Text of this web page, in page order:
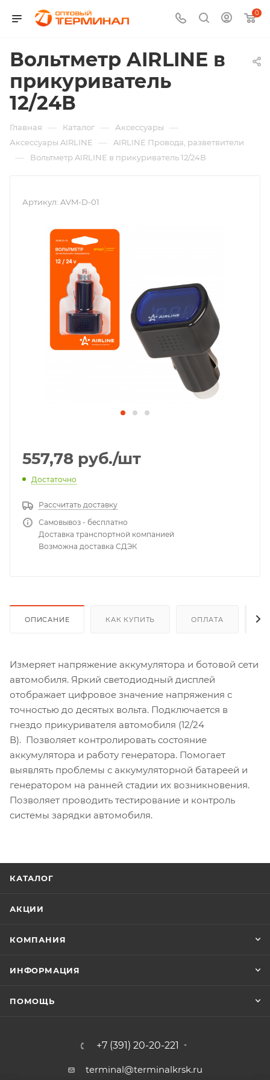
0
Вольтметр AIRLINE в
прикуриватель
12/24В
Главная — Каталог — Аксессуары —
Аксессуары AIRLINE — AIRLINE Провода, разветвители
— Вольтметр AIRLINE в прикуриватель 12/24В
Артикул: AVM-D-01
557,78 руб./шт
Достаточно
Рассчитать доставку
Самовывоз - бесплатно
Доставка транспортной компанией
Возможна доставка СДЭК
ОПИСАНИЕ КАК КУПИТЬ ОПЛАТА
Измеряет напряжение аккумулятора и ботовой сети
автомобиля. Яркий светодиодный дисплей
отображает цифровое значение напряжения с
точностью до десятых вольта. Подключается в
гнездо прикуривателя автомобиля (12/24
В). Позволяет контролировать состояние
аккумулятора и работу генератора. Помогает
выявлять проблемы с аккумуляторной батареей и
генератором на ранней стадии их возникновения.
Позволяет проводить тестирование и контроль
системы зарядки автомобиля.
КАТАЛОГ
АКЦИИ
КОМПАНИЯ
ИНФОРМАЦИЯ
ПОМОЩЬ
+7 (391) 20-20-221
terminal@terminalkrsk.ru